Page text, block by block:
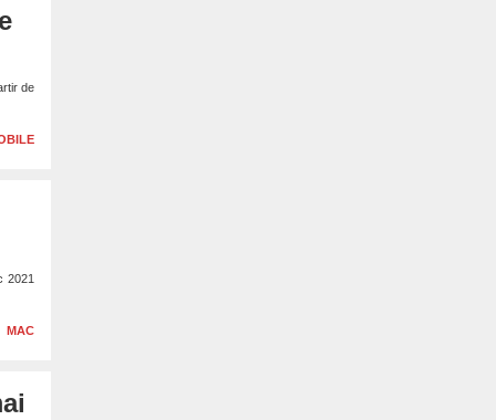
de
2021
MAC